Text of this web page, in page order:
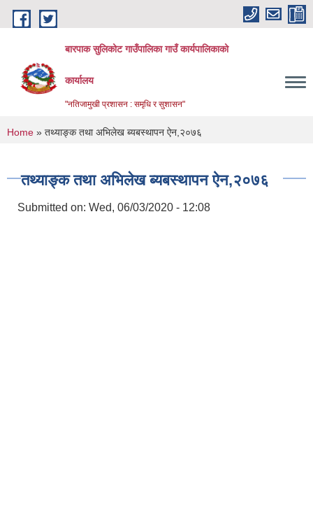
Skip to main content
बारपाक सुलिकोट गाउँपालिका गाउँ कार्यपालिकाको
कार्यालय
"नतिजामुखी प्रशासन : समृधि र सुशासन"
You are here
Home » तथ्याङ्क तथा अभिलेख ब्यबस्थापन ऐन,२०७६
तथ्याङ्क तथा अभिलेख ब्यबस्थापन ऐन,२०७६
Submitted on: Wed, 06/03/2020 - 12:08